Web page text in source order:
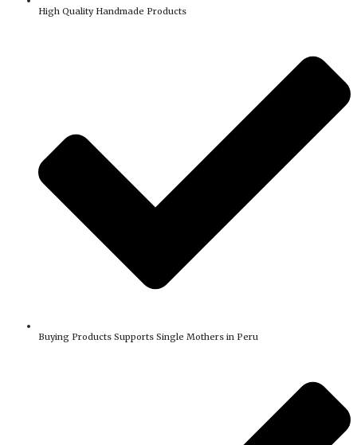
High Quality Handmade Products
Buying Products Supports Single Mothers in Peru